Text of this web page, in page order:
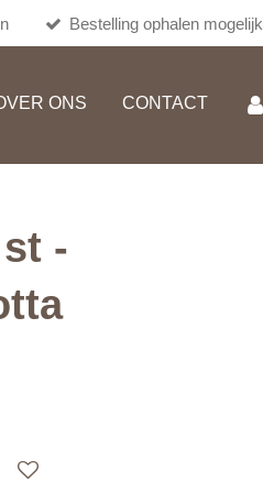
Bestelling ophalen mogelijk
ONS CONTACT
-